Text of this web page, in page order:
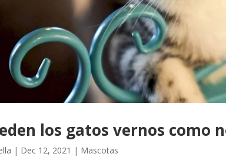
los gatos vernos como
| Dec 12, 2021 | Mascotas